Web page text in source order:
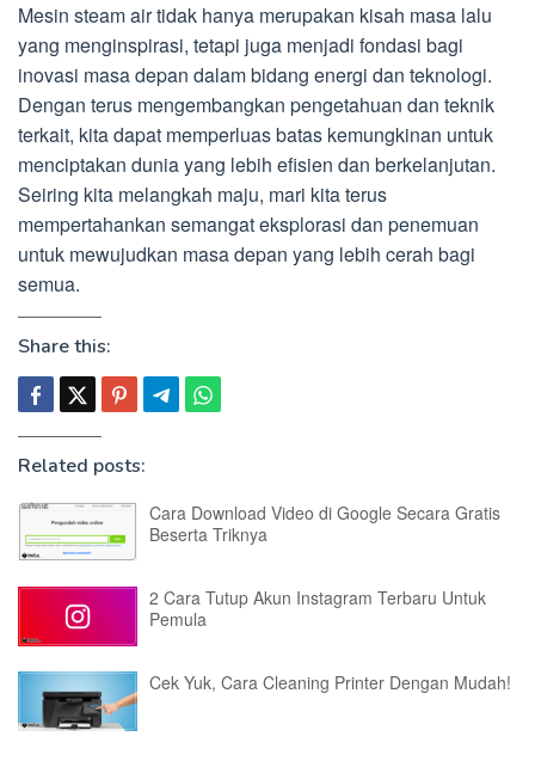
Mesin steam air tidak hanya merupakan kisah masa lalu
yang menginspirasi, tetapi juga menjadi fondasi bagi
inovasi masa depan dalam bidang energi dan teknologi.
Dengan terus mengembangkan pengetahuan dan teknik
terkait, kita dapat memperluas batas kemungkinan untuk
menciptakan dunia yang lebih efisien dan berkelanjutan.
Seiring kita melangkah maju, mari kita terus
mempertahankan semangat eksplorasi dan penemuan
untuk mewujudkan masa depan yang lebih cerah bagi
semua.
Share this:
Related posts:
Cara Download Video di Google Secara Gratis
Beserta Triknya
2 Cara Tutup Akun Instagram Terbaru Untuk
Pemula
Cek Yuk, Cara Cleaning Printer Dengan Mudah!